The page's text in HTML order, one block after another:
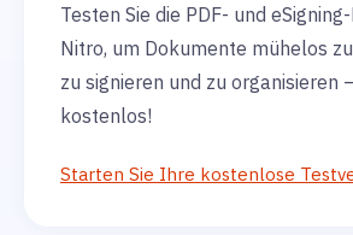
Testen Sie die PDF- und
Nitro, um Dokumente mühelos
zu signieren und zu organisieren
kostenlos!
Starten Sie Ihre kostenlose